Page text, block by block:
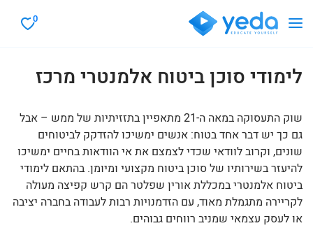
0
לימודי סוכן ביטוח אלמנטרי מרכז
שוק התעסוקה במאה ה-21 מתאפיין בתזזיתיות של ממש – אבל
גם כך יש דבר אחד בטוח: אנשים ימשיכו להזדקק לביטוחים
שונים, וקרוב לוודאי שכדי לצמצם את אי הוודאות בחיים ימשיכו
להיעזר בשירותיו של סוכן ביטוח מקצועי ומיומן. בהתאם לימודי
ביטוח אלמנטרי במכללת אורין שפלטר הם קרש קפיצה מעולה
לקריירה מתגמלת מאוד, עם הזדמנויות רבות לעבודה בחברה יציבה
או לעסק עצמאי שמניב רווחים גבוהים.